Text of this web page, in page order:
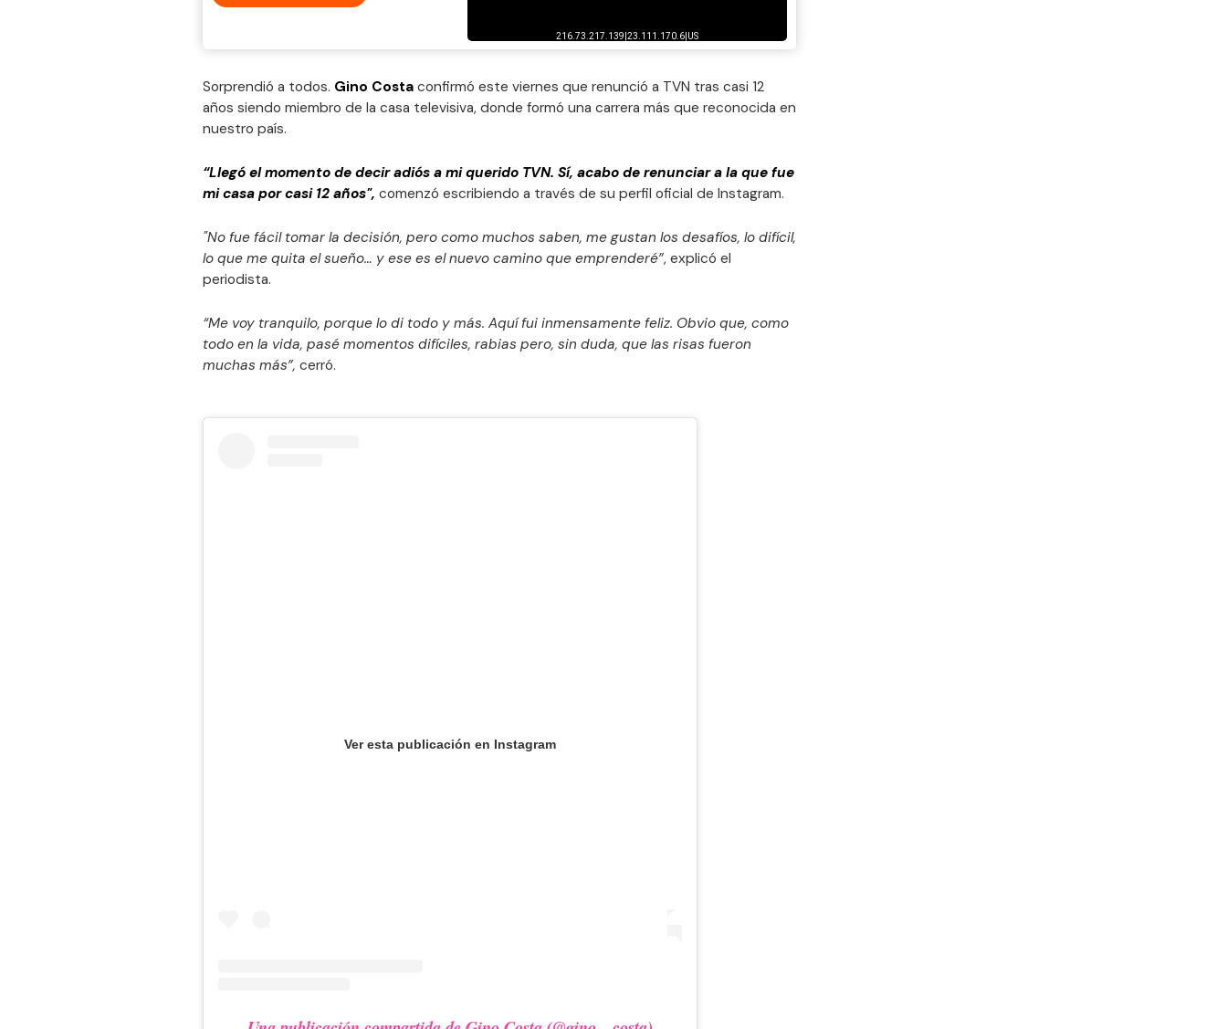
Sorprendió a todos. Gino Costa confirmó este viernes que renunció a TVN tras casi 12
años siendo miembro de la casa televisiva, donde formó una carrera más que reconocida en
nuestro país.
“Llegó el momento de decir adiós a mi querido TVN. Sí, acabo de renunciar a la que fue
mi casa por casi 12 años", comenzó escribiendo a través de su perfil oficial de Instagram.
"No fue fácil tomar la decisión, pero como muchos saben, me gustan los desafíos, lo difícil,
lo que me quita el sueño… y ese es el nuevo camino que emprenderé”, explicó el
periodista.
“Me voy tranquilo, porque lo di todo y más. Aquí fui inmensamente feliz. Obvio que, como
todo en la vida, pasé momentos difíciles, rabias pero, sin duda, que las risas fueron
muchas más”, cerró.
Ver esta publicación en Instagram